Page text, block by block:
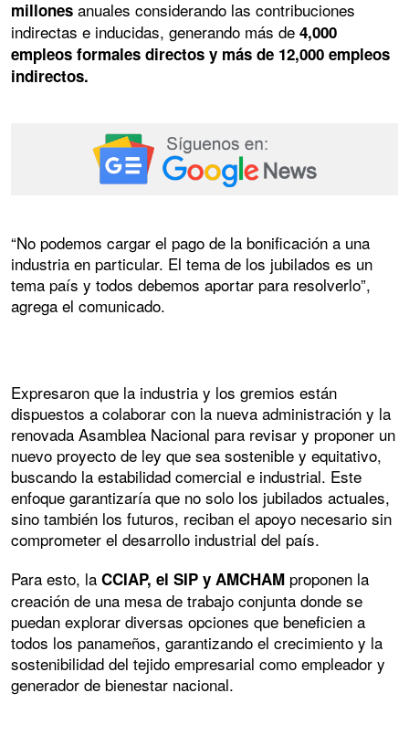
millones anuales considerando las contribuciones
indirectas e inducidas, generando más de 4,000
empleos formales directos y más de 12,000 empleos
indirectos.
“No podemos cargar el pago de la bonificación a una
industria en particular. El tema de los jubilados es un
tema país y todos debemos aportar para resolverlo”,
agrega el comunicado.
Expresaron que la industria y los gremios están
dispuestos a colaborar con la nueva administración y la
renovada Asamblea Nacional para revisar y proponer un
nuevo proyecto de ley que sea sostenible y equitativo,
buscando la estabilidad comercial e industrial. Este
enfoque garantizaría que no solo los jubilados actuales,
sino también los futuros, reciban el apoyo necesario sin
comprometer el desarrollo industrial del país.
Para esto, la CCIAP, el SIP y AMCHAM proponen la
creación de una mesa de trabajo conjunta donde se
puedan explorar diversas opciones que beneficien a
todos los panameños, garantizando el crecimiento y la
sostenibilidad del tejido empresarial como empleador y
generador de bienestar nacional.